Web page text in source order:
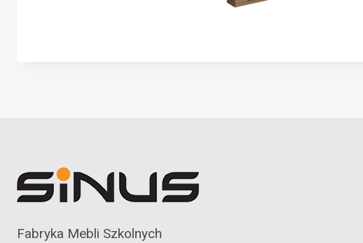
Fabryka Mebli Szkolnych